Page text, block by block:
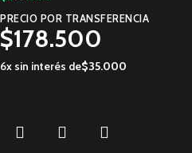
PRECIO POR TRANSFERENCIA
$178.500
6x sin interés de$35.000